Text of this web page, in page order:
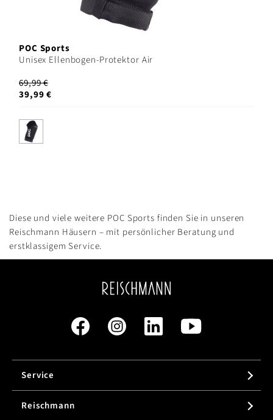
POC Sports
Unisex Ellenbogen-Protektor Air
69,99 €
39,99 €
Diese und viele weitere POC Sports finden Sie in unseren
Reischmann Häusern – mit persönlicher Beratung und
erstklassigem Service.
Service
Reischmann